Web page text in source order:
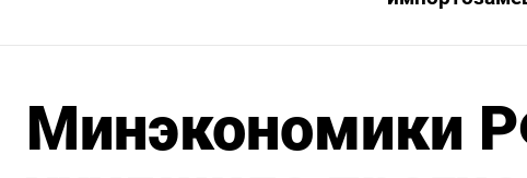
Минэкономики